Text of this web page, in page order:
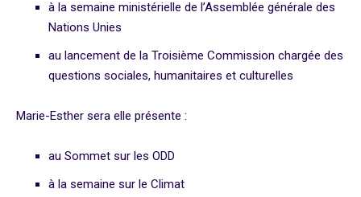
à la semaine ministérielle de l’Assemblée générale des
Nations Unies
au lancement de la Troisième Commission chargée des
questions sociales, humanitaires et culturelles
Marie-Esther sera elle présente :
au Sommet sur les ODD
à la semaine sur le Climat